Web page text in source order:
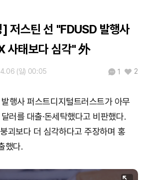
저스틴 선 "FDUSD 발행사
사태보다 심각" 外
(일) 00:05 1 2
행사 퍼스트디지털트러스트가 아무
러를 대출·돈세탁했다고 비판했다.
괴보다 더 심각하다고 주장하며 홍
했다.